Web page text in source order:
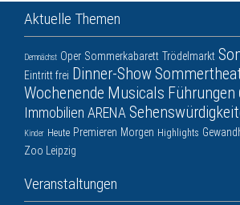
Aktuelle Themen
Demnächst Oper Sommerkabarett Trödelmarkt
Eintritt frei Dinner-Show
Wochenende Musicals Führungen
Immobilien ARENA
Kinder Heute Premieren Morgen Highlights
Zoo Leipzig
Veranstaltungen